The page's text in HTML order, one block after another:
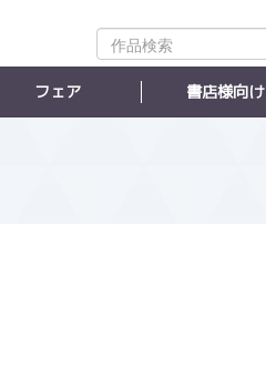
作
品
フェア 書店様向け